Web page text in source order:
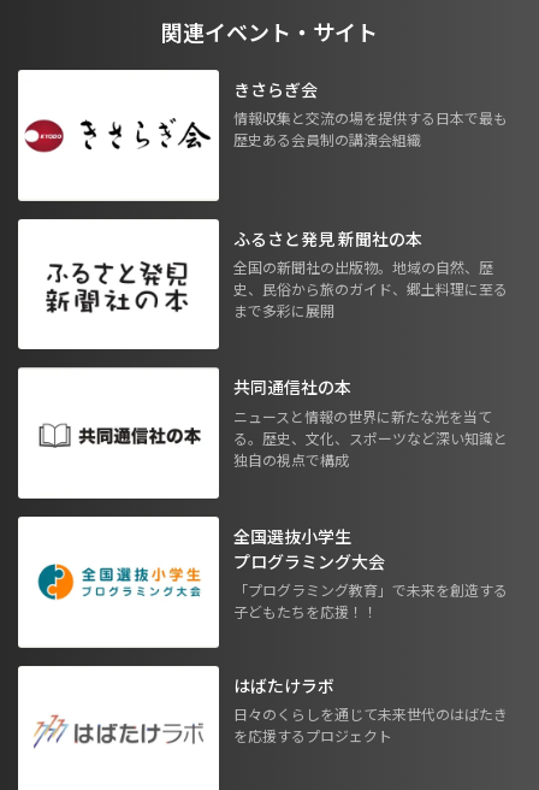
関連イベント・サイト
きさらぎ会
情報収集と交流の場を提供する日本で最も
歴史ある会員制の講演会組織
ふるさと発見 新聞社の本
全国の新聞社の出版物。地域の自然、歴
史、民俗から旅のガイド、郷土料理に至る
まで多彩に展開
共同通信社の本
ニュースと情報の世界に新たな光を当て
る。歴史、文化、スポーツなど深い知識と
独自の視点で構成
全国選抜小学生
プログラミング大会
「プログラミング教育」で未来を創造する
子どもたちを応援！！
はばたけラボ
日々のくらしを通じて未来世代のはばたき
を応援するプロジェクト